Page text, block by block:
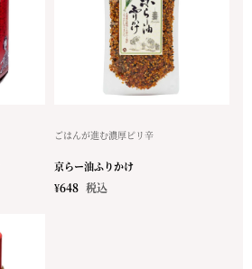
ごはんが進む濃厚ピリ辛
京らー油ふりかけ
¥648 税込